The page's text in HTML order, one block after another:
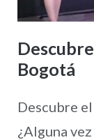
Bogotá
Descubre
¿Alguna